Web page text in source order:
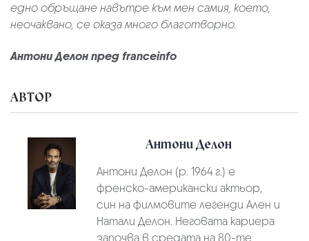
едно обръщане навътре към мен самия, което,
неочаквано, се оказа много благотворно.
Антони Делон предfranceinfo
АВТОР
Антони Делон
Антони Делон (р. 1964 г.) е
френско-американски актьор,
син на филмовите легенди Ален и
Натали Делон. Неговата кариера
започва в средата на 80-те